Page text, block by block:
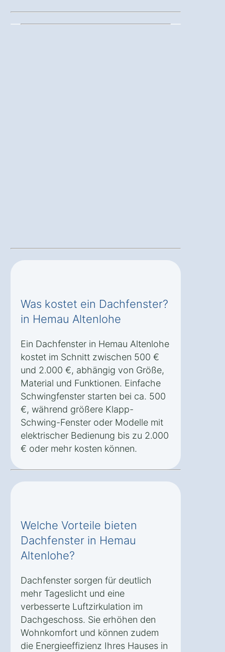
Was kostet ein Dachfenster?
in Hemau Altenlohe
Ein Dachfenster in Hemau Altenlohe
kostet im Schnitt zwischen 500 €
und 2.000 €, abhängig von Größe,
Material und Funktionen. Einfache
Schwingfenster starten bei ca. 500
€, während größere Klapp-
Schwing-Fenster oder Modelle mit
elektrischer Bedienung bis zu 2.000
€ oder mehr kosten können.
Welche Vorteile bieten
Dachfenster in Hemau
Altenlohe?
Dachfenster sorgen für deutlich
mehr Tageslicht und eine
verbesserte Luftzirkulation im
Dachgeschoss. Sie erhöhen den
Wohnkomfort und können zudem
die Energieeffizienz Ihres Hauses in